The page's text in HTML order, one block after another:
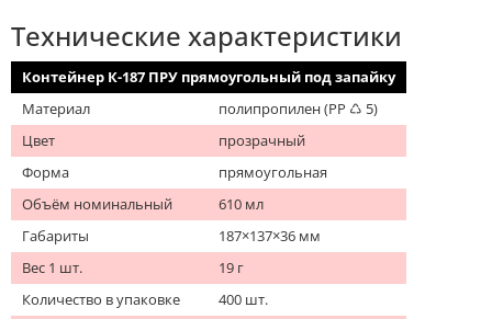
Технические характеристики
Контейнер К-187 ПРУ прямоугольный под запайку
Материал
полипропилен (PP ♺ 5)
Цвет
прозрачный
Форма
прямоугольная
Объём номинальный
610 мл
Габариты
187×137×36 мм
Вес 1 шт.
19 г
Количество в упаковке
400 шт.